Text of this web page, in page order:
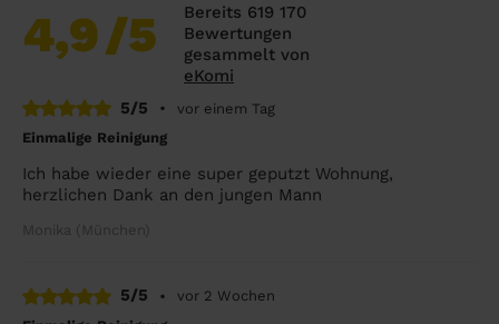
4,9/5
Bereits 619 170
Bewertungen
gesammelt von
eKomi
5/5
•
vor einem Tag
Einmalige Reinigung
Ich habe wieder eine super geputzt Wohnung,
herzlichen Dank an den jungen Mann
Monika (München)
5/5 •
vor 2 Wochen